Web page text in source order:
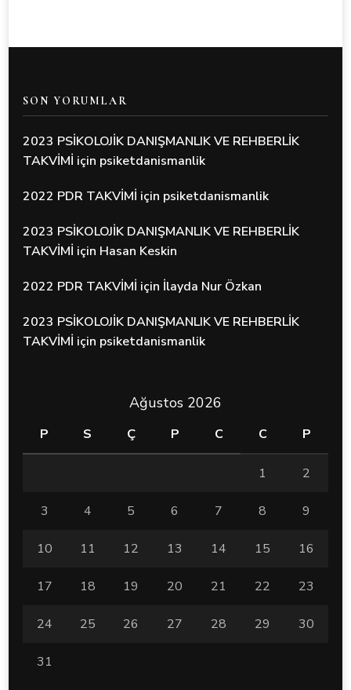
SON YORUMLAR
2023 PSİKOLOJİK DANIŞMANLIK VE REHBERLİK
TAKVİMİ için psiketdanismanlik
2022 PDR TAKVİMİ için psiketdanismanlik
2023 PSİKOLOJİK DANIŞMANLIK VE REHBERLİK
TAKVİMİ için Hasan Keskin
2022 PDR TAKVİMİ için İlayda Nur Özkan
2023 PSİKOLOJİK DANIŞMANLIK VE REHBERLİK
TAKVİMİ için psiketdanismanlik
Ağustos 2026
P S Ç P C C P
1 2
3 4 5 6 7 8 9
10 11 12 13 14 15 16
17 18 19 20 21 22 23
24 25 26 27 28 29 30
31